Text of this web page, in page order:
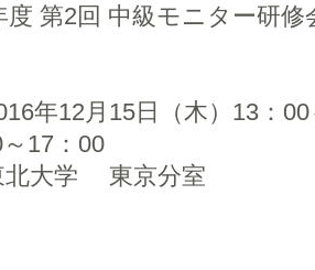
度 第2回 中級モニター研
年12月15日（木）13：
～17：00
大学 東京分室